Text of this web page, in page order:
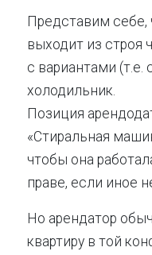
Представим себе,
выходит из
с вариантами
холодильник.
Позиция
«Стиральная
чтобы она
праве, если иное
Но арендатор
квартиру в той